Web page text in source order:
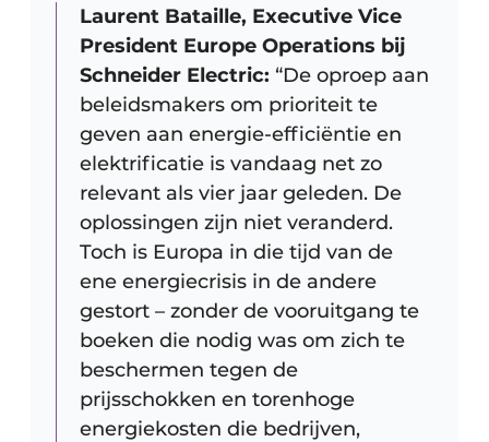
Laurent Bataille, Executive Vice
President Europe Operations bij
Schneider Electric: “De oproep aan
beleidsmakers om prioriteit te
geven aan energie-efficiëntie en
elektrificatie is vandaag net zo
relevant als vier jaar geleden. De
oplossingen zijn niet veranderd.
Toch is Europa in die tijd van de
ene energiecrisis in de andere
gestort – zonder de vooruitgang te
boeken die nodig was om zich te
beschermen tegen de
prijsschokken en torenhoge
energiekosten die bedrijven,